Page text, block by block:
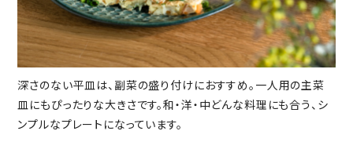
深さのない平皿は、副菜の盛り付けにおすすめ。一人用の主菜
皿にもぴったりな大きさです。和・洋・中どんな料理にも合う、シ
ンプルなプレートになっています。